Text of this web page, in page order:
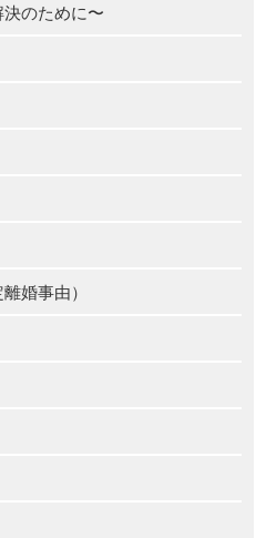
のために〜
婚事由）